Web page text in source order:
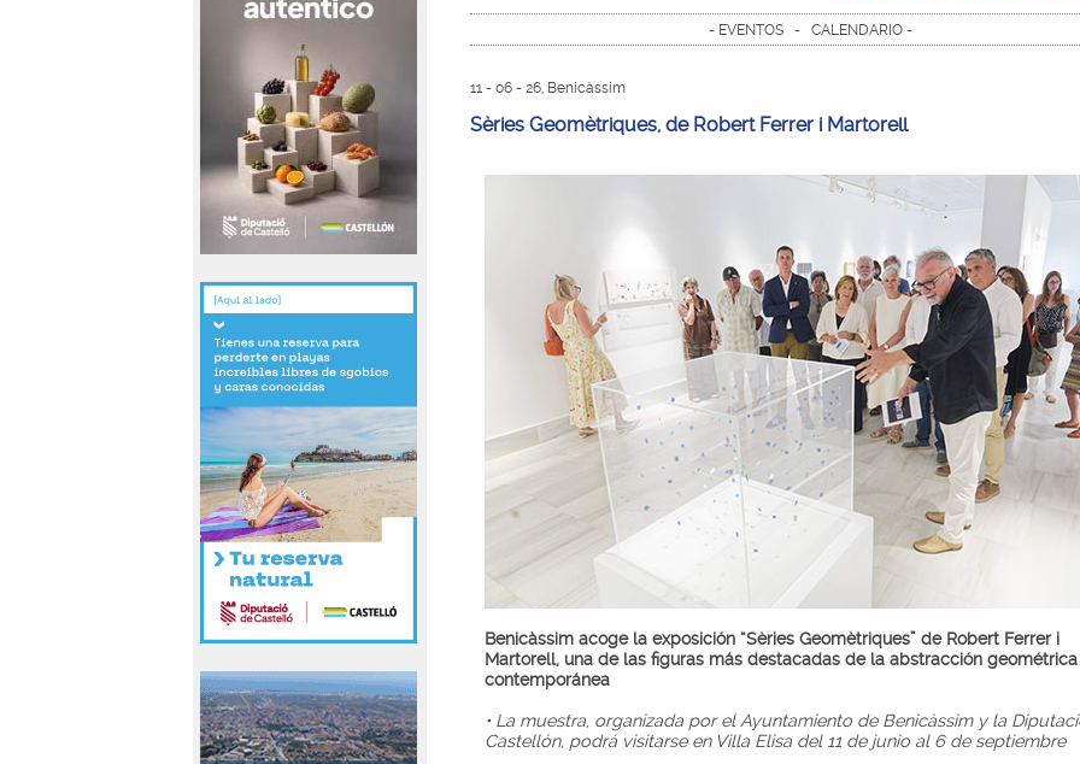
- EVENTOS - CALENDARIO -
11 - 06 - 26, Benicàssim
Sèries Geomètriques, de Robert Ferrer i Martorell
Benicàssim acoge la exposición “Sèries Geomètriques” de Robert Ferrer i
Martorell, una de las figuras más destacadas de la abstracción geométrica
contemporánea
• La muestra, organizada por el Ayuntamiento de Benicàssim y la
Castellón, podrá visitarse en Villa Elisa del 11 de junio al 6 de septiembre